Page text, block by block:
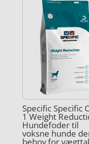
Specific Specific
1 Weight
Hundefoder til
voksne hunde
behov for